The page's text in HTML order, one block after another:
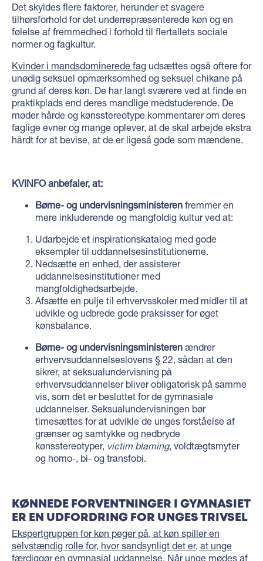
Det skyldes flere faktorer, herunder et svagere
tilhørsforhold for det underrepræsenterede køn og en
følelse af fremmedhed i forhold til flertallets sociale
normer og fagkultur.
Kvinder i mandsdominerede fag udsættes også oftere for
unødig seksuel opmærksomhed og seksuel chikane på
grund af deres køn. De har langt sværere ved at finde en
praktikplads end deres mandlige medstuderende. De
møder hårde og kønsstereotype kommentarer om deres
faglige evner og mange oplever, at de skal arbejde ekstra
hårdt for at bevise, at de er ligeså gode som mændene.
KVINFO anbefaler, at:
Børne- og undervisningsministeren fremmer en
mere inkluderende og mangfoldig kultur ved at:
Udarbejde et inspirationskatalog med gode
eksempler til uddannelsesinstitutionerne.
Nedsætte en enhed, der assisterer
uddannelsesinstitutioner med
mangfoldighedsarbejde.
Afsætte en pulje til erhvervsskoler med midler til at
udvikle og udbrede gode praksisser for øget
kønsbalance.
Børne- og undervisningsministeren ændrer
erhvervsuddannelseslovens § 22, sådan at den
sikrer, at seksualundervisning på
erhvervsuddannelser bliver obligatorisk på samme
vis, som det er besluttet for de gymnasiale
uddannelser. Seksualundervisningen bør
timesættes for at udvikle de unges forståelse af
grænser og samtykke og nedbryde
kønsstereotyper, victim blaming, voldtægtsmyter
og homo-, bi- og transfobi.
KØNNEDE FORVENTNINGER I GYMNASIET
ER EN UDFORDRING FOR UNGES TRIVSEL
Ekspertgruppen for køn peger på, at køn spiller en
selvstændig rolle for, hvor sandsynligt det er, at unge
færdiggør en gymnasial uddannelse . Når unge mødes af